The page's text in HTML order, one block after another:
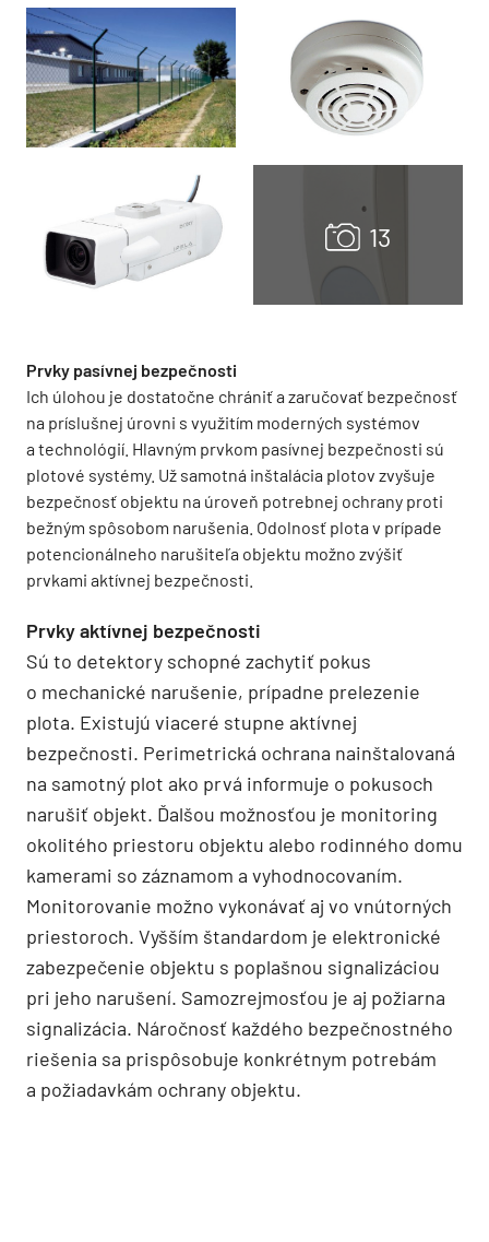
Prvky pasívnej bezpečnosti
Ich úlohou je dostatočne chrániť a zaručovať bezpečnosť
na príslušnej úrovni s využitím moderných systémov
a technológií. Hlavným prvkom pasívnej bezpečnosti sú
plotové systémy. Už samotná inštalácia plotov zvyšuje
bezpečnosť objektu na úroveň potrebnej ochrany proti
bežným spôsobom narušenia. Odolnosť plota v prípade
potencionálneho narušiteľa objektu možno zvýšiť
prvkami aktívnej bezpečnosti.
Prvky aktívnej bezpečnosti
Sú to detektory schopné zachytiť pokus
o mechanické narušenie, prípadne prelezenie
plota. Existujú viaceré stupne aktívnej
bezpečnosti. Perimetrická ochrana nainštalovaná
na samotný plot ako prvá informuje o pokusoch
narušiť objekt. Ďalšou možnosťou je monitoring
okolitého priestoru objektu alebo rodinného domu
kamerami so záznamom a vyhodnocovaním.
Monitorovanie možno vykonávať aj vo vnútorných
priestoroch. Vyšším štandardom je elektronické
zabezpečenie objektu s poplašnou signalizáciou
pri jeho narušení. Samozrejmosťou je aj požiarna
signalizácia. Náročnosť každého bezpečnostného
riešenia sa prispôsobuje konkrétnym potrebám
a požiadavkám ochrany objektu.